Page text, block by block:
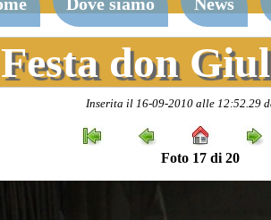
Festa don
Inserita il 16-09-2010 alle 12:52.29
Foto 17 di 20